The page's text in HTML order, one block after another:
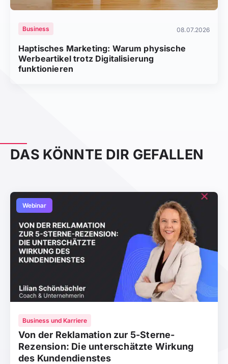
Business 08.07.2026
Haptisches Marketing: Warum physische
Werbeartikel trotz Digitalisierung
funktionieren
DAS KÖNNTE DIR GEFALLEN
Webinar
Business und Karriere
Von der Reklamation zur 5-Sterne-
Rezension: Die unterschätzte Wirkung
des Kundendienstes